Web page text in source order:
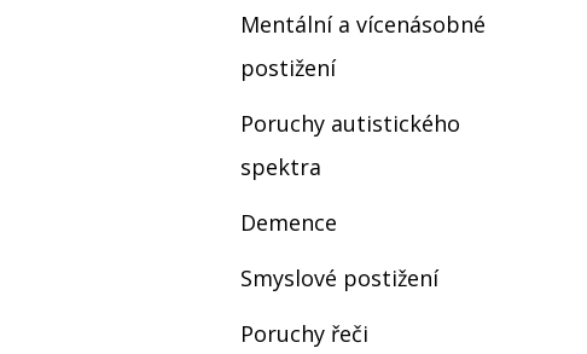
Mentální a vícenásobné
postižení
Poruchy autistického
spektra
Demence
Smyslové postižení
Poruchy řeči